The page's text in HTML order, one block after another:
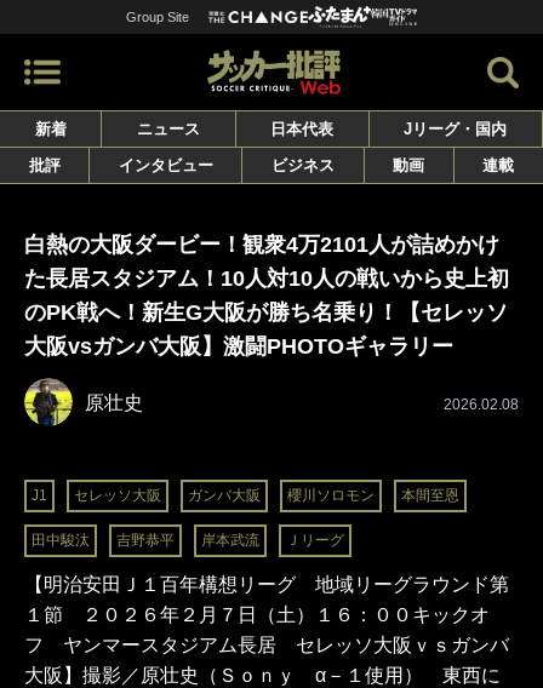
Group Site
新着 ニュース 日本代表
Jリーグ・国内
批評
インタビュー ビジネス 動画 連載
白熱の大阪ダービー！観衆4万2101人が詰めかけ
た長居スタジアム！10人対10人の戦いから史上初
のPK戦へ！新生G大阪が勝ち名乗り！【セレッソ
大阪vsガンバ大阪】激闘PHOTOギャラリー
原壮史 2026.02.08
J1 セレッソ大阪 ガンバ大阪 櫻川ソロモン 本間至恩
田中駿汰 吉野恭平 岸本武流 Ｊリーグ
【明治安田Ｊ１百年構想リーグ 地域リーグラウンド第
１節 ２０２６年２月７日（土）１６：００キックオ
フ ヤンマースタジアム長居 セレッソ大阪ｖｓガンバ
大阪】撮影／原壮史（Ｓｏｎｙ α－１使用） 東西に